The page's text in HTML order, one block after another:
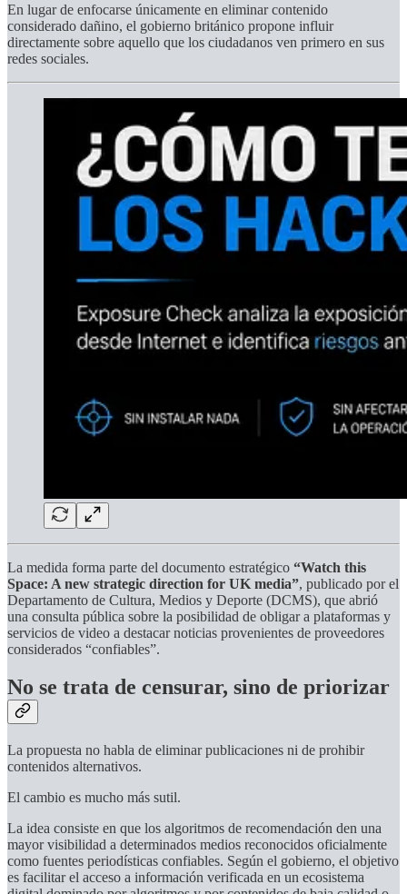
En lugar de enfocarse únicamente en eliminar contenido
considerado dañino, el gobierno británico propone influir
directamente sobre aquello que los ciudadanos ven primero en sus
redes sociales.
La medida forma parte del documento estratégico “Watch this
Space: A new strategic direction for UK media”, publicado por el
Departamento de Cultura, Medios y Deporte (DCMS), que abrió
una consulta pública sobre la posibilidad de obligar a plataformas y
servicios de video a destacar noticias provenientes de proveedores
considerados “confiables”.
No se trata de censurar, sino de priorizar
La propuesta no habla de eliminar publicaciones ni de prohibir
contenidos alternativos.
El cambio es mucho más sutil.
La idea consiste en que los algoritmos de recomendación den una
mayor visibilidad a determinados medios reconocidos oficialmente
como fuentes periodísticas confiables. Según el gobierno, el objetivo
es facilitar el acceso a información verificada en un ecosistema